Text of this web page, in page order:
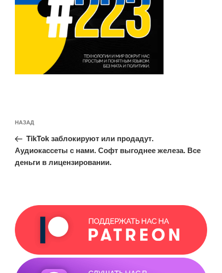
по
записям
Предыдущая
запись:
НАЗАД
TikTok заблокируют или продадут.
Аудиокассеты с нами. Софт выгоднее железа. Все
деньги в лицензировании.